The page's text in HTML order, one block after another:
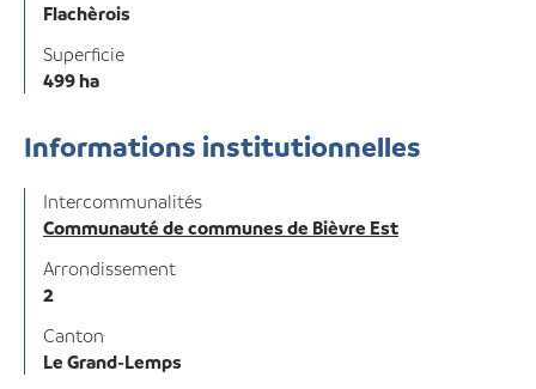
Flachèrois
Superficie
499 ha
Informations institutionnelles
Intercommunalités
Communauté de communes de Bièvre Est
Arrondissement
2
Canton
Le Grand-Lemps